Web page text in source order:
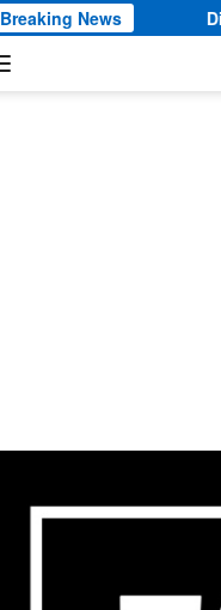
Breaking News
Diduga Ipal Dapur MBG